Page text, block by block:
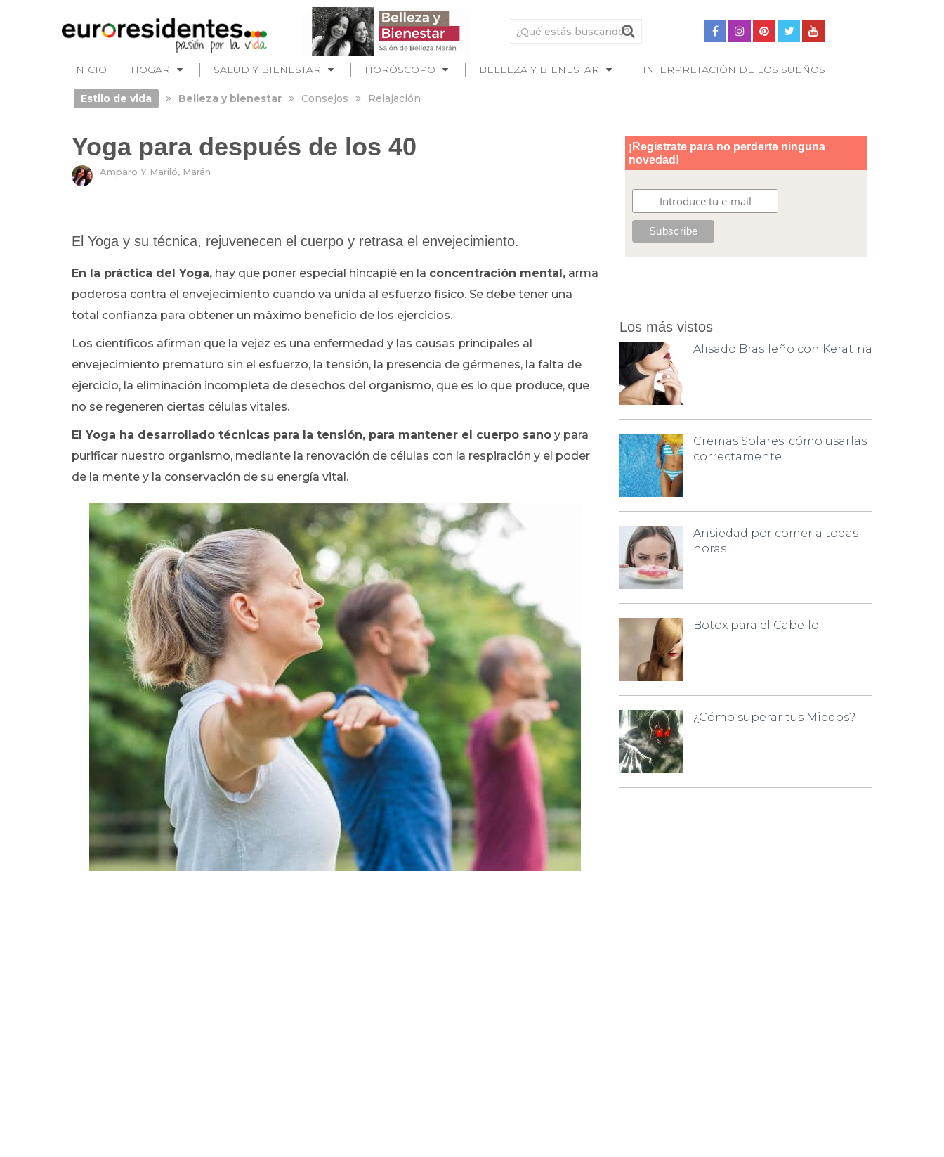
INICIO HOGAR SALUD Y BIENESTAR HORÓSCOPO BELLEZA Y BIENESTAR INTERPRETACIÓN DE LOS SUEÑOS
Estilo de vida Belleza y bienestar Consejos Relajación
Yoga para después de los 40
Amparo Y Mariló, Marán
El Yoga y su técnica, rejuvenecen el cuerpo y retrasa el envejecimiento.
En la práctica del Yoga, hay que poner especial hincapié en la concentración mental, arma
poderosa contra el envejecimiento cuando va unida al esfuerzo físico. Se debe tener una
total confianza para obtener un máximo beneficio de los ejercicios.
Los científicos afirman que la vejez es una enfermedad y las causas principales al
envejecimiento prematuro sin el esfuerzo, la tensión, la presencia de gérmenes, la falta de
ejercicio, la eliminación incompleta de desechos del organismo, que es lo que produce, que
no se regeneren ciertas células vitales.
El Yoga ha desarrollado técnicas para la tensión, para mantener el cuerpo sano y para
purificar nuestro organismo, mediante la renovación de células con la respiración y el poder
de la mente y la conservación de su energía vital.
Los más vistos
Alisado Brasileño con Keratina
Cremas Solares: cómo usarlas
correctamente
Ansiedad por comer a todas
horas
Botox para el Cabello
¿Cómo superar tus Miedos?